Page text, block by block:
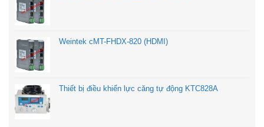
Weintek cMT-FHDX-820 (HDMI)
Thiết bị điều khiển lực căng tự động KTC828A